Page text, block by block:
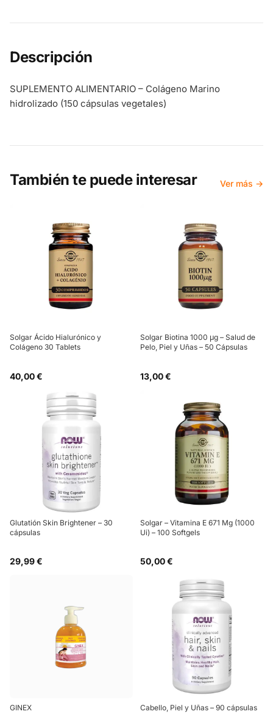
Descripción
SUPLEMENTO ALIMENTARIO – Colágeno Marino
hidrolizado (150 cápsulas vegetales)
También te puede interesar Ver más →
Solgar Ácido Hialurónico y
Colágeno 30 Tablets
40,00 €
Solgar Biotina 1000 μg – Salud de
Pelo, Piel y Uñas – 50 Cápsulas
13,00 €
Glutatión Skin Brightener – 30
cápsulas
29,99 €
Solgar – Vitamina E 671 Mg (1000
Ui) – 100 Softgels
50,00 €
GINEX Cabello, Piel y Uñas – 90 cápsulas